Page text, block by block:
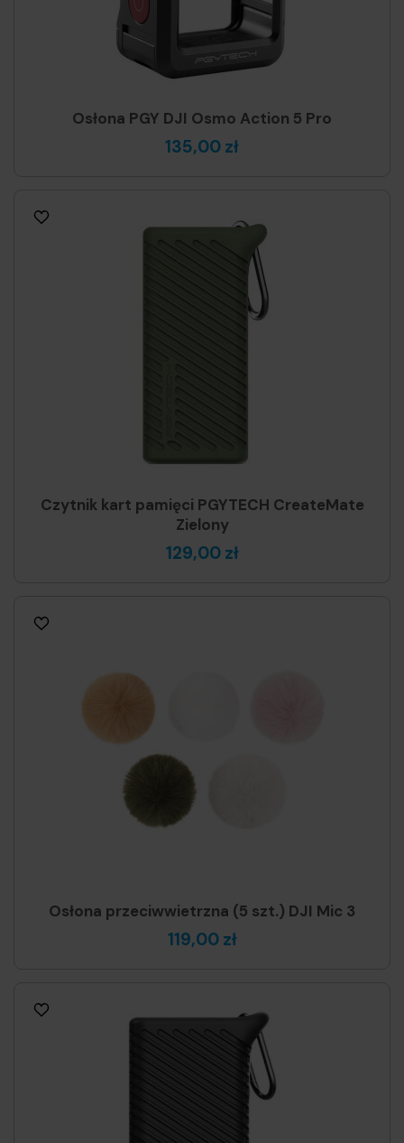
Osłona PGY DJI Osmo Action 5 Pro
135,00 zł
Czytnik kart pamięci PGYTECH CreateMate
Zielony
129,00 zł
Osłona przeciwwietrzna (5 szt.) DJI Mic 3
119,00 zł